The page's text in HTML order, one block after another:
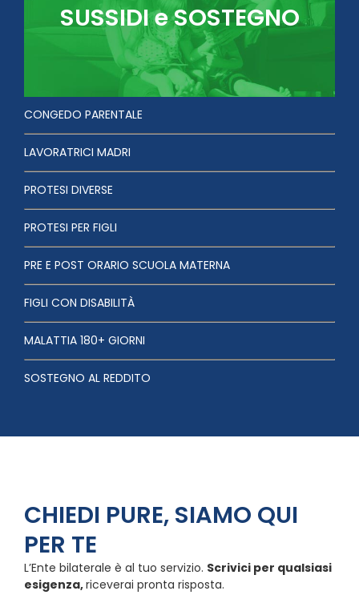
SUSSIDI e SOSTEGNO
CONGEDO PARENTALE
LAVORATRICI MADRI
PROTESI DIVERSE
PROTESI PER FIGLI
PRE E POST ORARIO SCUOLA MATERNA
FIGLI CON DISABILITÀ
MALATTIA 180+ GIORNI
SOSTEGNO AL REDDITO
CHIEDI PURE, SIAMO QUI
PER TE
L’Ente bilaterale è al tuo servizio. Scrivici per qualsiasi
esigenza,riceverai pronta risposta.